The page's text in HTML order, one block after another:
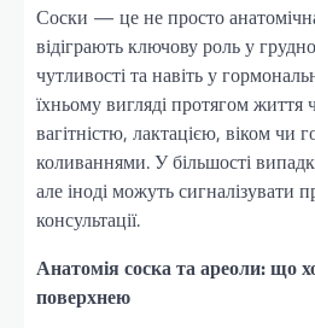
Соски — це не просто
відіграють ключову роль у
чутливості та навіть у
їхньому вигляді протягом життя
вагітністю, лактацією, віком чи
коливаннями. У більшості
але іноді можуть сигналізувати
консультації.
Анатомія соска та ареоли: що
поверхнею